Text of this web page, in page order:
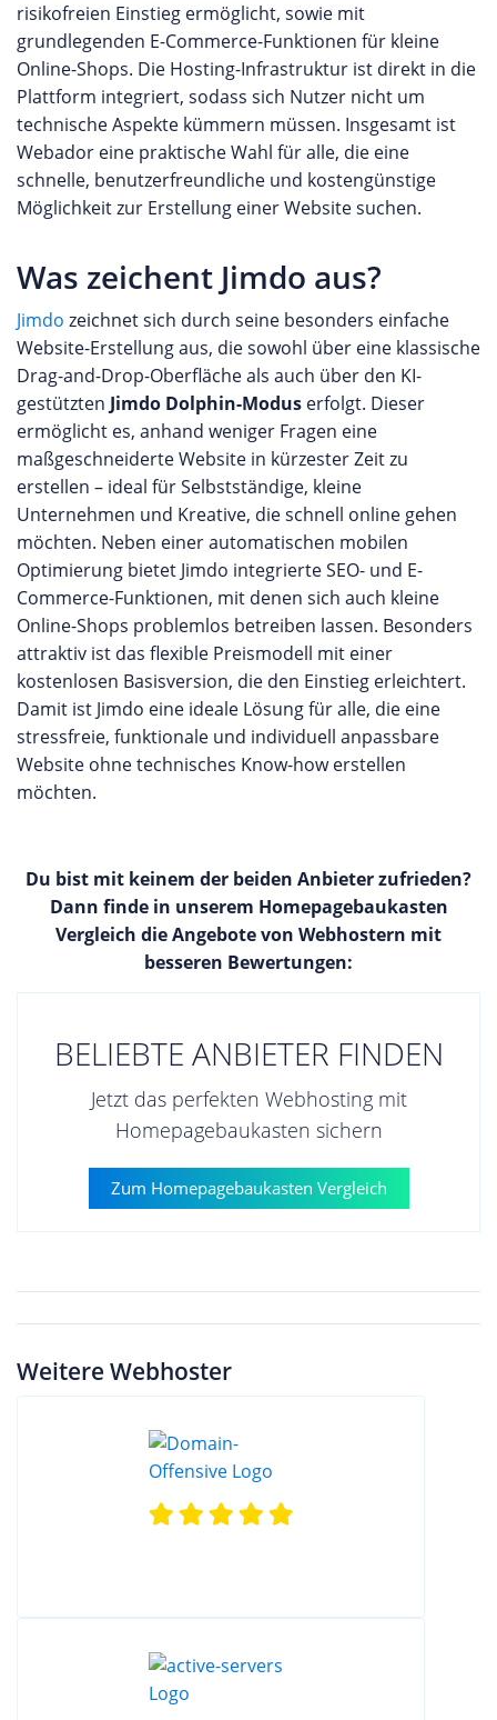
risikofreien Einstieg ermöglicht, sowie mit
grundlegenden E-Commerce-Funktionen für kleine
Online-Shops. Die Hosting-Infrastruktur ist direkt in die
Plattform integriert, sodass sich Nutzer nicht um
technische Aspekte kümmern müssen. Insgesamt ist
Webador eine praktische Wahl für alle, die eine
schnelle, benutzerfreundliche und kostengünstige
Möglichkeit zur Erstellung einer Website suchen.
Was zeichent Jimdo aus?
Jimdo zeichnet sich durch seine besonders einfache
Website-Erstellung aus, die sowohl über eine klassische
Drag-and-Drop-Oberfläche als auch über den KI-
gestützten Jimdo Dolphin-Modus erfolgt. Dieser
ermöglicht es, anhand weniger Fragen eine
maßgeschneiderte Website in kürzester Zeit zu
erstellen – ideal für Selbstständige, kleine
Unternehmen und Kreative, die schnell online gehen
möchten. Neben einer automatischen mobilen
Optimierung bietet Jimdo integrierte SEO- und E-
Commerce-Funktionen, mit denen sich auch kleine
Online-Shops problemlos betreiben lassen. Besonders
attraktiv ist das flexible Preismodell mit einer
kostenlosen Basisversion, die den Einstieg erleichtert.
Damit ist Jimdo eine ideale Lösung für alle, die eine
stressfreie, funktionale und individuell anpassbare
Website ohne technisches Know-how erstellen
möchten.
Du bist mit keinem der beiden Anbieter zufrieden?
Dann finde in unserem Homepagebaukasten
Vergleich die Angebote von Webhostern mit
besseren Bewertungen:
BELIEBTE ANBIETER FINDEN
Jetzt das perfekten Webhosting mit
Homepagebaukasten sichern
Zum Homepagebaukasten Vergleich
Weitere Webhoster